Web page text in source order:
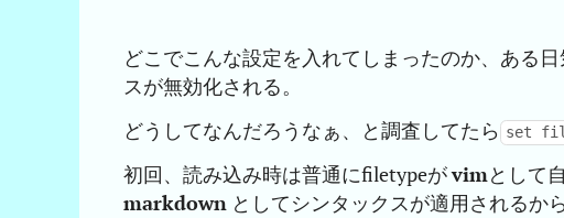
どこでこんな設定を入れてしまったのか、ある
スが無効化される。
どうしてなんだろうなぁ、と調査してたら set
初回、読み込み時は普通にfiletypeがvimとして
markdown としてシンタックスが適用されるか